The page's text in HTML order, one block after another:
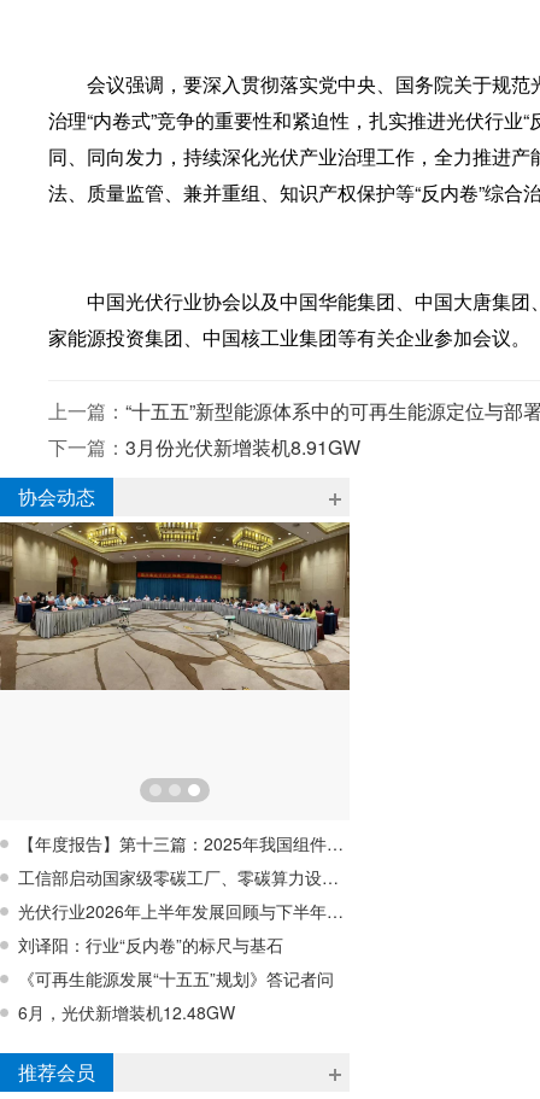
会议强调，要深入贯彻落实党中央、国务院关于规
治理“内卷式”竞争的重要性和紧迫性，扎实推进光伏行业
同、同向发力，持续深化光伏产业治理工作，全力推进
法、质量监管、兼并重组、知识产权保护等“反内卷”综
中国光伏行业协会以及中国华能集团、中国大唐集
家能源投资集团、中国核工业集团等有关企业参加会议。
上一篇： “十五五”新型能源体系中的可再生能源定位与部
下一篇： 3月份光伏新增装机8.91GW
协会动态
【年度报告】第十三篇：2025年我国组件回收行业蓄势待发，行业亟待破解经济性难题
工信部启动国家级零碳工厂、零碳算力设施建设工作
光伏行业2026年上半年发展回顾与下半年形势展望研讨会在宁波成功召开
刘译阳：行业“反内卷”的标尺与基石
《可再生能源发展“十五五”规划》答记者问
6月，光伏新增装机12.48GW
推荐会员
浙江昱辉阳光能源有限公司